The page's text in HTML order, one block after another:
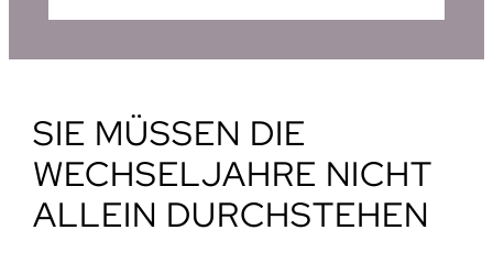
SIE MÜSSEN DIE
WECHSELJAHRE NICHT
ALLEIN DURCHSTEHEN